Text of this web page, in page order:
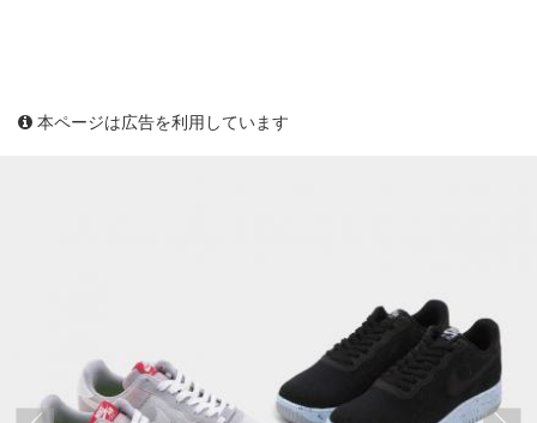
本ページは広告を利用しています